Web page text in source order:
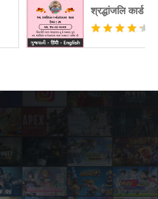
श्रद्धांजलि कार्ड